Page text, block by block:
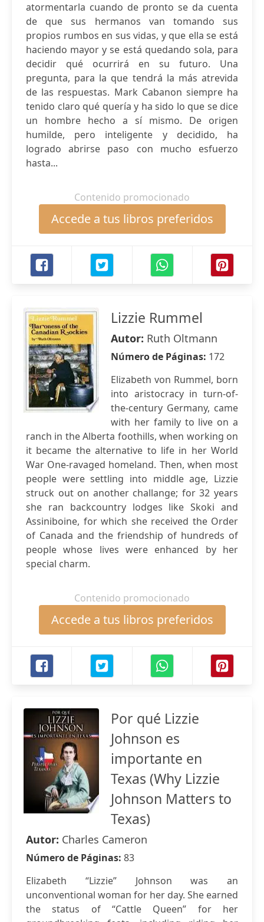
atormentarla cuando de pronto se da cuenta
de que sus hermanos van tomando sus
propios rumbos en sus vidas, y que ella se está
haciendo mayor y se está quedando sola, para
decidir qué ocurrirá en su futuro. Una
pregunta, para la que tendrá la más atrevida
de las respuestas. Mark Cabanon siempre ha
tenido claro qué quería y ha sido lo que se dice
un hombre hecho a sí mismo. De origen
humilde, pero inteligente y decidido, ha
logrado abrirse paso con mucho esfuerzo
hasta...
Contenido promocionado
Accede a tus libros preferidos
Lizzie Rummel
Autor: Ruth Oltmann
Número de Páginas: 172
Elizabeth von Rummel, born
into aristocracy in turn-of-
the-century Germany, came
with her family to live on a
ranch in the Alberta foothills, when working on
it became the alternative to life in her World
War One-ravaged homeland. Then, when most
people were settling into middle age, Lizzie
struck out on another challange; for 32 years
she ran backcountry lodges like Skoki and
Assiniboine, for which she received the Order
of Canada and the friendship of hundreds of
people whose lives were enhanced by her
special charm.
Contenido promocionado
Accede a tus libros preferidos
Por qué Lizzie
Johnson es
importante en
Texas (Why Lizzie
Johnson Matters to
Texas)
Autor: Charles Cameron
Número de Páginas: 83
Elizabeth “Lizzie” Johnson was an
unconventional woman for her day. She earned
the status of “Cattle Queen” for her